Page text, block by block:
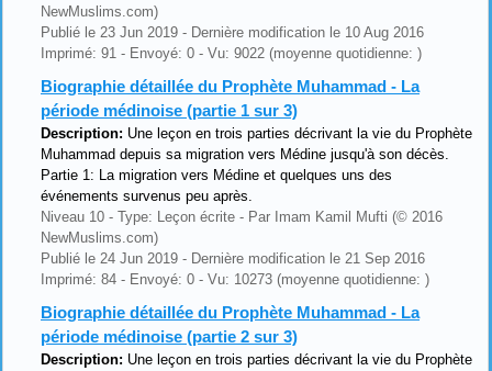
NewMuslims.com)
Publié le 23 Jun 2019 - Dernière modification le 10 Aug 2016
Imprimé: 91 - Envoyé: 0 - Vu: 9022 (moyenne quotidienne: )
Biographie détaillée du Prophète Muhammad - La
période médinoise (partie 1 sur 3)
Description: Une leçon en trois parties décrivant la vie du Prophète
Muhammad depuis sa migration vers Médine jusqu'à son décès.
Partie 1: La migration vers Médine et quelques uns des
événements survenus peu après.
Niveau 10 - Type: Leçon écrite - Par Imam Kamil Mufti (© 2016
NewMuslims.com)
Publié le 24 Jun 2019 - Dernière modification le 21 Sep 2016
Imprimé: 84 - Envoyé: 0 - Vu: 10273 (moyenne quotidienne: )
Biographie détaillée du Prophète Muhammad - La
période médinoise (partie 2 sur 3)
Description: Une leçon en trois parties décrivant la vie du Prophète